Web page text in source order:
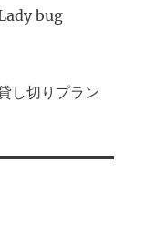
bug
し切りプラン